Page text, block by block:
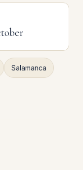
Salamanca